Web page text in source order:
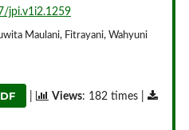
jpi.v1i2.1259
Maulani, Fitrayani, Wahyuni
Views: 182 times |